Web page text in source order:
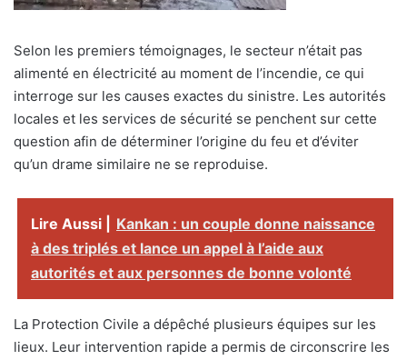
Selon les premiers témoignages, le secteur n’était pas
alimenté en électricité au moment de l’incendie, ce qui
interroge sur les causes exactes du sinistre. Les autorités
locales et les services de sécurité se penchent sur cette
question afin de déterminer l’origine du feu et d’éviter
qu’un drame similaire ne se reproduise.
Lire Aussi |
Kankan : un couple donne naissance
à des triplés et lance un appel à l’aide aux
autorités et aux personnes de bonne volonté
La Protection Civile a dépêché plusieurs équipes sur les
lieux. Leur intervention rapide a permis de circonscrire les